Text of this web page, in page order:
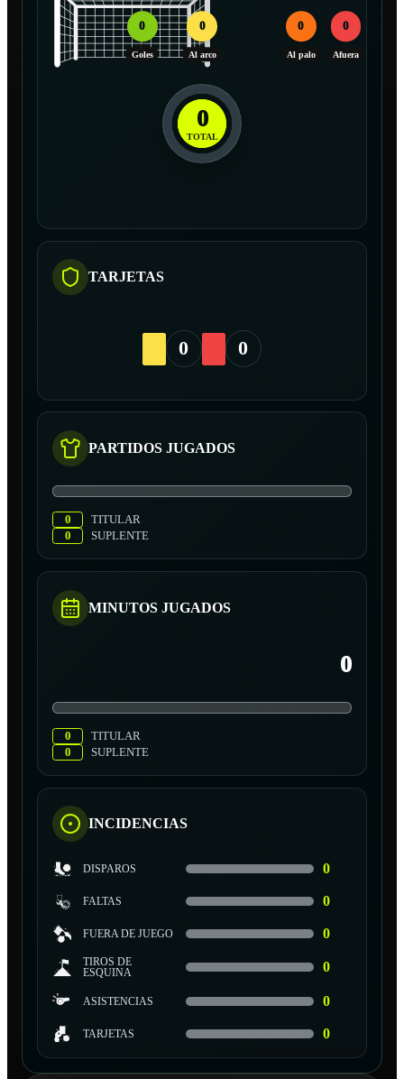
0
Goles
0
Al arco
0
Al palo
0
Afuera
0
TOTAL
TARJETAS
0 0
PARTIDOS JUGADOS
0
TITULAR
0
SUPLENTE
MINUTOS JUGADOS
0
0
TITULAR
0
SUPLENTE
INCIDENCIAS
DISPAROS 0
FALTAS 0
FUERA DE JUEGO 0
TIROS DE
ESQUINA
0
ASISTENCIAS 0
TARJETAS 0